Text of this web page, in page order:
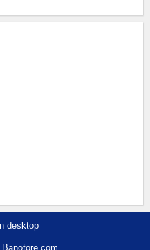
desktop